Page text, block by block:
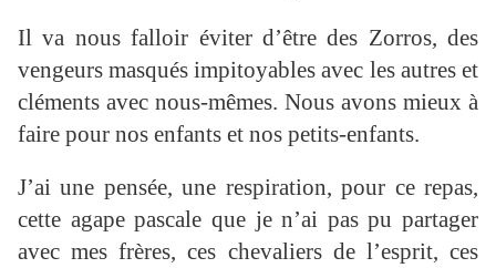
Il va nous falloir éviter d’être des Zorros, des
vengeurs masqués impitoyables avec les autres et
cléments avec nous-mêmes. Nous avons mieux à
faire pour nos enfants et nos petits-enfants.
J’ai une pensée, une respiration, pour ce repas,
cette agape pascale que je n’ai pas pu partager
avec mes frères, ces chevaliers de l’esprit, ces